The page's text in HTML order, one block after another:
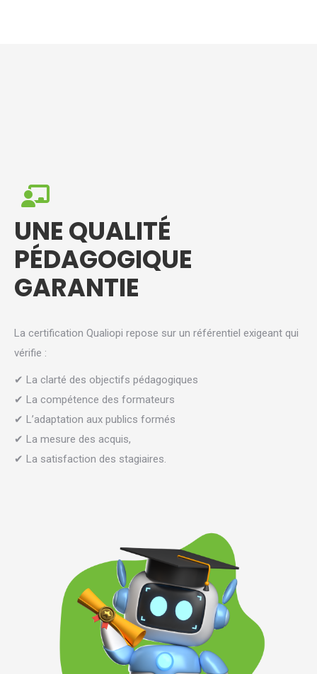
UNE QUALITÉ
PÉDAGOGIQUE
GARANTIE
La certification Qualiopi repose sur un référentiel exigeant qui
vérifie :
✔ La clarté des objectifs pédagogiques
✔ La compétence des formateurs
✔ L’adaptation aux publics formés
✔ La mesure des acquis,
✔ La satisfaction des stagiaires.